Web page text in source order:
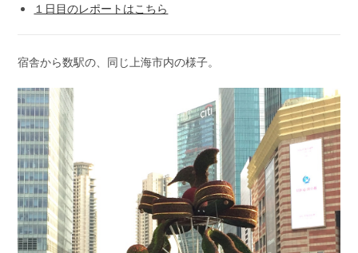
１日目のレポートはこちら
宿舎から数駅の、同じ上海市内の様子。